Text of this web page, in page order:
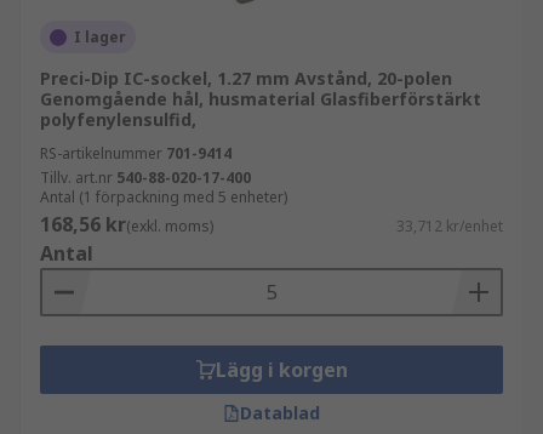
I lager
Preci-Dip IC-sockel, 1.27 mm Avstånd, 20-polen
Genomgående hål, husmaterial Glasfiberförstärkt
polyfenylensulfid,
RS-artikelnummer 701-9414
Tillv. art.nr 540-88-020-17-400
Antal (1 förpackning med 5 enheter)
168,56 kr(exkl. moms) 33,712 kr/enhet
Antal
Lägg i korgen
Datablad